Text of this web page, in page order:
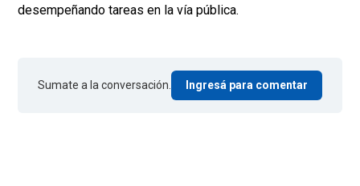
desempeñando tareas en la vía pública.
Sumate a la conversación. Ingresá para comentar